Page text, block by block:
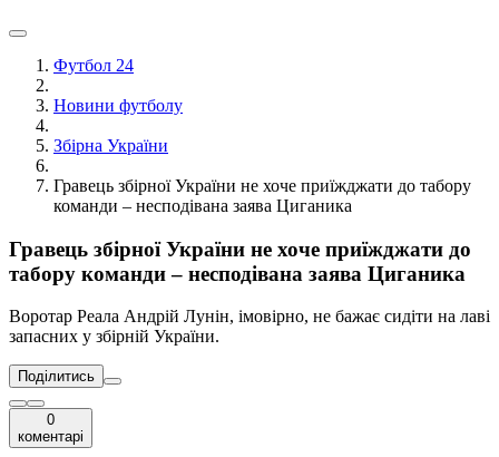
Футбол 24
Новини футболу
Збірна України
Гравець збірної України не хоче приїжджати до табору
команди – несподівана заява Циганика
Гравець збірної України не хоче приїжджати до
табору команди – несподівана заява Циганика
Воротар Реала Андрій Лунін, імовірно, не бажає сидіти на лаві
запасних у збірній України.
Поділитись
0
коментарі